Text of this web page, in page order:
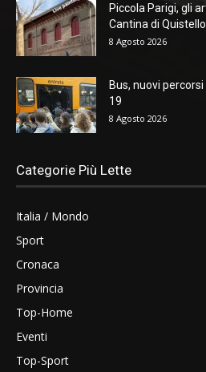
Piccola Parigi, gli
Cantina di Quistello
8 Agosto 2026
Bus, nuovi
19
8 Agosto 2026
Categorie Più Lette
Italia / Mondo
Sport
Cronaca
Provincia
Top-Home
Eventi
Top-Sport